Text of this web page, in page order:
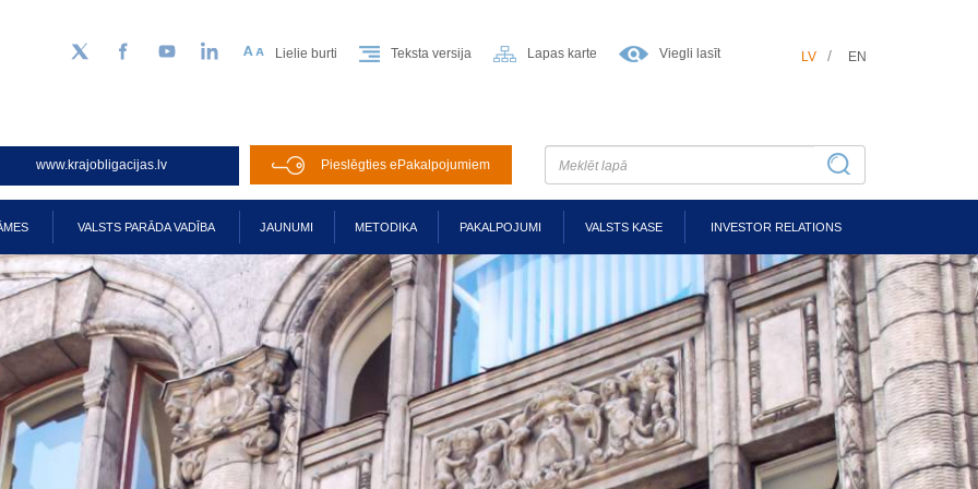
Sekojiet mums Twitter
FacebookYouTubeLinkedIn Lielie burti Teksta versija Lapas karte Viegli lasīt LV EN
www.krajobligacijas.lv Pieslēgties ePakalpojumiem
VALSTS PARĀDA VADĪBA JAUNUMI METODIKA PAKALPOJUMI VALSTS KASE INVESTOR RELATIONS